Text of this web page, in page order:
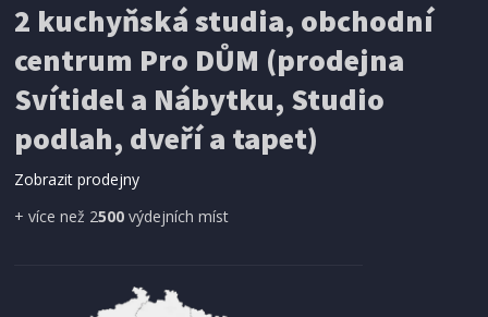
199 Kč Přidat do košíku
SÍŤ PROTI HMYZU
ProGarden KO-CY5910600 Síť proti hmyzu do
dveří magnetická 210 x 100 cm
2 kuchyňská studia, obchodní
centrum Pro DŮM (prodejna
Svítidel a Nábytku, Studio
podlah, dveří a tapet)
Zobrazit prodejny
+ více než 2500 výdejních míst